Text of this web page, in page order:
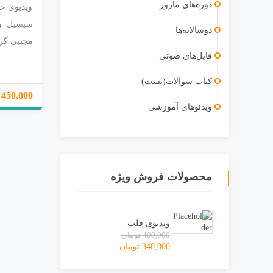
ویدیوی
مجتبی
با
وب؛
450,000 تومان
دوره‌های ماژور
دوسالانه‌ها
فایل‌های صوتی
کتاب سوالات(تست)
ویدئو‌های آموزشی
محصولات فروش ویژه
ویدیوی قلب
400,000 تومان
340,000 تومان